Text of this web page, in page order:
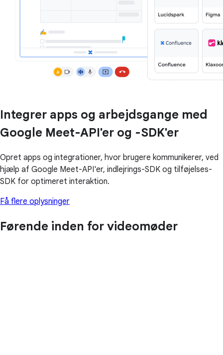
Integrer apps og arbejdsgange med
Google Meet-API'er og -SDK'er
Opret apps og integrationer, hvor brugere kommunikerer, ved
hjælp af Google Meet-API'er, indlejrings-SDK og tilføjelses-
SDK for optimeret interaktion.
Få flere oplysninger
Førende inden for videomøder